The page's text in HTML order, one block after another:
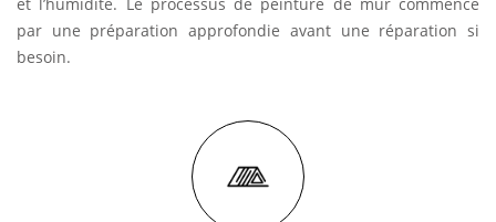
par une préparation approfondie avant une réparation si
besoin.